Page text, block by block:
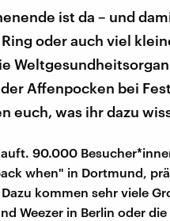
ist da – und
oder auch viel
Affenpocken bei
euch, was ihr dazu
90.000
when" in Dortmund,
kommen sehr viele
Weezer in Berlin oder